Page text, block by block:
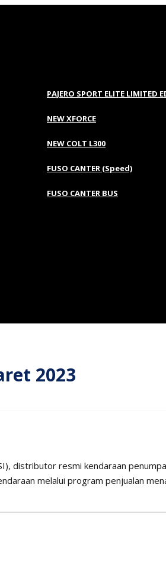
PAJERO SPORT ELITE LIMITED
NEW XFORCE
NEW COLT L300
FUSO CANTER (Speed)
FUSO CANTER BUS
2023
distributor resmi kendaraan
melalui program penjualan